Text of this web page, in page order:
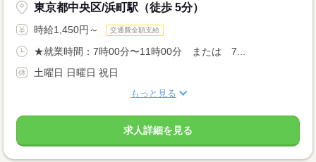
東京都中央区/浜町駅（徒歩 5分）
時給1,450円～ 交通費全額支給
★就業時間：7時00分〜11時00分 または 7...
土曜日 日曜日 祝日
もっと見る
求人詳細を見る